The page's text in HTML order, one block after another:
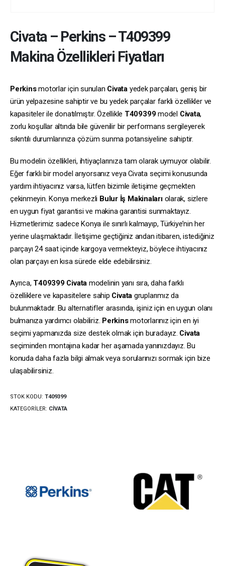
Civata– Perkins–T409399
Makina Özellikleri Fiyatları
Perkinsmotorlar için sunulan Civata yedek parçaları, geniş bir
ürün yelpazesine sahiptir ve bu yedek parçalar farklı özellikler ve
kapasiteler ile donatılmıştır. Özellikle T409399 model Civata,
zorlu koşullar altında bile güvenilir bir performans sergileyerek
sıkıntılı durumlarınıza çözüm sunma potansiyeline sahiptir.
Bu modelin özellikleri, ihtiyaçlarınıza tam olarak uymuyor olabilir.
Eğer farklı bir model arıyorsanız veya Civata seçimi konusunda
yardım ihtiyacınız varsa, lütfen bizimle iletişime geçmekten
çekinmeyin. Konya merkezli Bulur İş Makinalarıolarak, sizlere
en uygun fiyat garantisi ve makina garantisi sunmaktayız.
Hizmetlerimiz sadece Konya ile sınırlı kalmayıp, Türkiye’nin her
yerine ulaşmaktadır. İletişime geçtiğiniz andan itibaren, istediğiniz
parçayı 24 saat içinde kargoya vermekteyiz, böylece ihtiyacınız
olan parçayı en kısa sürede elde edebilirsiniz.
Ayrıca, T409399 Civata modelinin yanı sıra, daha farklı
özelliklere ve kapasitelere sahip Civata gruplarımız da
bulunmaktadır. Bu alternatifler arasında, işiniz için en uygun olanı
bulmanıza yardımcı olabiliriz. Perkinsmotorlarınız için en iyi
seçimi yapmanızda size destek olmak için buradayız. Civata
seçiminden montajına kadar her aşamada yanınızdayız. Bu
konuda daha fazla bilgi almak veya sorularınızı sormak için bize
ulaşabilirsiniz.
STOK KODU: T409399
KATEGORILER: CIVATA